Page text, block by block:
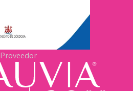
Proveedor